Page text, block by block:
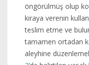
öngörülmüş olup
kiraya verenin
teslim etme ve
tamamen ortadan
aleyhine